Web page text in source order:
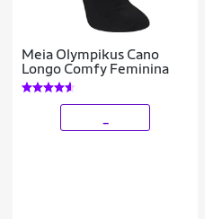
Meia Olympikus Cano
Longo Comfy Feminina